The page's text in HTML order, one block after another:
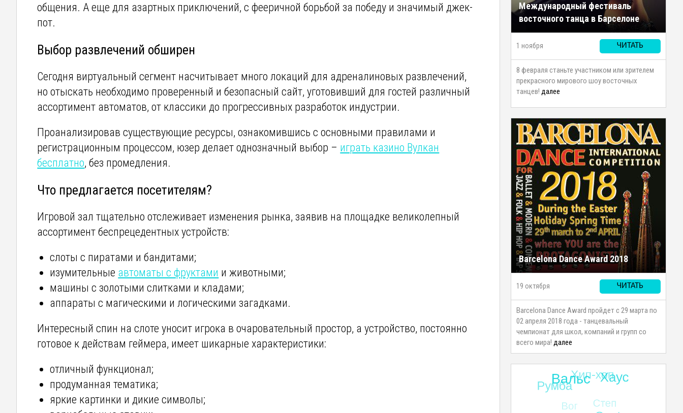
общения. А еще для азартных приключений, с фееричной борьбой за победу и значимый джек-
пот.
Выбор развлечений обширен
Сегодня виртуальный сегмент насчитывает много локаций для адреналиновых развлечений,
но отыскать необходимо проверенный и безопасный сайт, уготовивший для гостей различный
ассортимент автоматов, от классики до прогрессивных разработок индустрии.
Проанализировав существующие ресурсы, ознакомившись с основными правилами и
регистрационным процессом, юзер делает однозначный выбор – играть казино Вулкан
бесплатно, без промедления.
Что предлагается посетителям?
Игровой зал тщательно отслеживает изменения рынка, заявив на площадке великолепный
ассортимент беспрецедентных устройств:
слоты с пиратами и бандитами;
изумительные автоматы с фруктами и животными;
машины с золотыми слитками и кладами;
аппараты с магическими и логическими загадками.
Интересный спин на слоте уносит игрока в очаровательный простор, а устройство, постоянно
готовое к действам геймера, имеет шикарные характеристики:
отличный функционал;
продуманная тематика;
яркие картинки и дикие символы;
Международный фестиваль
восточного танца в Барселоне
ЧИТАТЬ
1 ноября
8 февраля станьте участником или зрителем
прекрасного мирового шоу восточных
танцев! далее
Barcelona Dance Award 2018
ЧИТАТЬ
19 октября
Barcelona Dance Award пройдет с 29 марта по
02 апреля 2018 года - танцевальный
чемпионат для школ, компаний и групп со
всего мира! далее